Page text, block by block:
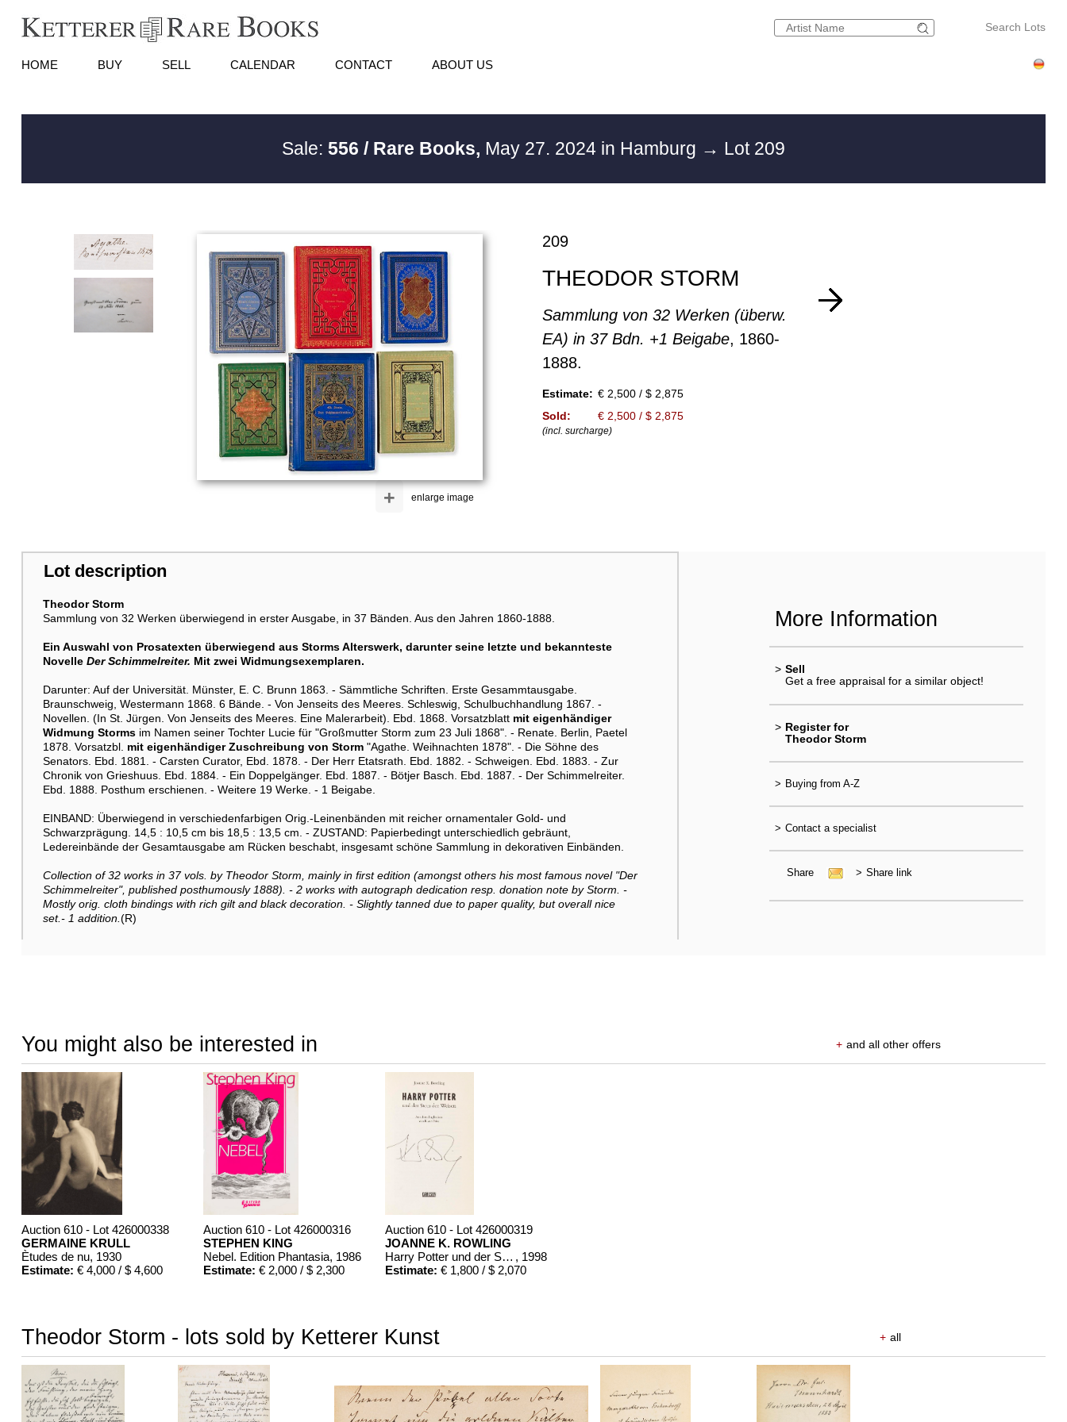
Search Lots
HOME BUY SELL CALENDAR CONTACT ABOUT US
Sale: 556 / Rare Books, May 27. 2024 in Hamburg → Lot 209
enlarge image
+
209
THEODOR STORM
Sammlung von 32 Werken (überw.
EA) in 37 Bdn. +1 Beigabe, 1860-
1888.
Estimate: € 2,500 / $ 2,875
Sold:
€ 2,500 / $ 2,875
(incl. surcharge)
Lot description
Theodor Storm
Sammlung von 32 Werken überwiegend in erster Ausgabe, in 37 Bänden. Aus den Jahren 1860-1888.
Ein Auswahl von Prosatexten überwiegend aus Storms Alterswerk, darunter seine letzte und bekannteste
Novelle Der Schimmelreiter. Mit zwei Widmungsexemplaren.
Darunter: Auf der Universität. Münster, E. C. Brunn 1863. - Sämmtliche Schriften. Erste Gesammtausgabe.
Braunschweig, Westermann 1868. 6 Bände. - Von Jenseits des Meeres. Schleswig, Schulbuchhandlung 1867. -
Novellen. (In St. Jürgen. Von Jenseits des Meeres. Eine Malerarbeit). Ebd. 1868. Vorsatzblatt mit eigenhändiger
Widmung Storms im Namen seiner Tochter Lucie für "Großmutter Storm zum 23 Juli 1868". - Renate. Berlin, Paetel
1878. Vorsatzbl. mit eigenhändiger Zuschreibung von Storm "Agathe. Weihnachten 1878". - Die Söhne des
Senators. Ebd. 1881. - Carsten Curator, Ebd. 1878. - Der Herr Etatsrath. Ebd. 1882. - Schweigen. Ebd. 1883. - Zur
Chronik von Grieshuus. Ebd. 1884. - Ein Doppelgänger. Ebd. 1887. - Bötjer Basch. Ebd. 1887. - Der Schimmelreiter.
Ebd. 1888. Posthum erschienen. - Weitere 19 Werke. - 1 Beigabe.
EINBAND: Überwiegend in verschiedenfarbigen Orig.-Leinenbänden mit reicher ornamentaler Gold- und
Schwarzprägung. 14,5 : 10,5 cm bis 18,5 : 13,5 cm. - ZUSTAND: Papierbedingt unterschiedlich gebräunt,
Ledereinbände der Gesamtausgabe am Rücken beschabt, insgesamt schöne Sammlung in dekorativen Einbänden.
Collection of 32 works in 37 vols. by Theodor Storm, mainly in first edition (amongst others his most famous novel "Der
Schimmelreiter", published posthumously 1888). - 2 works with autograph dedication resp. donation note by Storm. -
Mostly orig. cloth bindings with rich gilt and black decoration. - Slightly tanned due to paper quality, but overall nice
set.- 1 addition.(R)
More Information
> Sell
Get a free appraisal for a similar object!
> Register for
Theodor Storm
> Buying from A-Z
> Contact a specialist
Share > Share link
You might also be interested in + and all other offers
Auction 610 - Lot 426000338
GERMAINE KRULL
Ètudes de nu, 1930
Estimate: € 4,000 / $ 4,600
Auction 610 - Lot 426000316
STEPHEN KING
Nebel. Edition Phantasia, 1986
Estimate: € 2,000 / $ 2,300
Auction 610 - Lot 426000319
JOANNE K. ROWLING
Harry Potter und der Stein der Weisen. Harry Potter und die Kammer des Schreckens. Signiert. , 1998
Estimate: € 1,800 / $ 2,070
Theodor Storm - lots sold by Ketterer Kunst + all